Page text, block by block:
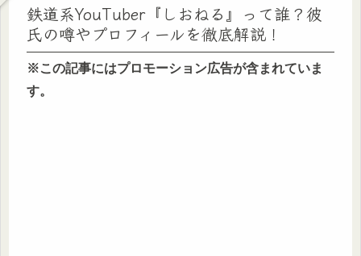
鉄道系YouTuber『しおねる』って誰？彼
氏の噂やプロフィールを徹底解説！
※この記事にはプロモーション広告が含まれていま
す。